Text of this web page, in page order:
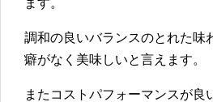
ます。
調和の良いバランスのとれた味
癖がなく美味しいと言えます。
またコストパフォーマンスが良